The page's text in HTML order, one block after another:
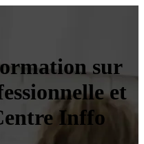
sur
et
Inffo